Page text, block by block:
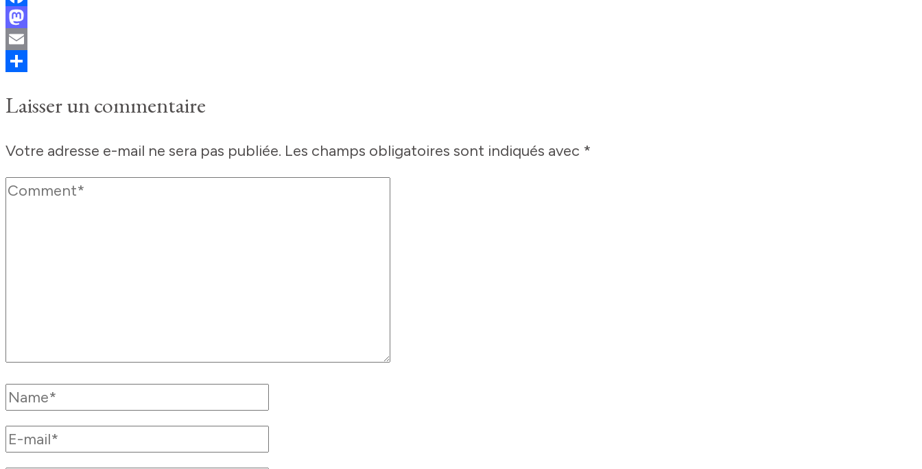
Facebook
Mastodon
Email
Laisser un commentaire
Votre adresse e-mail ne sera pas publiée. Les champs obligatoires sont indiqués avec *